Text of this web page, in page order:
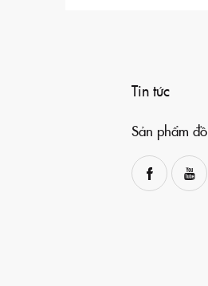
Tin tức
Sản phẩm